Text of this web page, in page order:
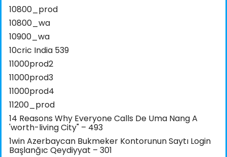
10800_prod
10800_wa
10900_wa
10cric India 539
11000prod2
11000prod3
11000prod4
11200_prod
14 Reasons Why Everyone Calls De Uma Nang A
'worth-living City" – 493
1win Azerbaycan Bukmeker Kontorunun Saytı Login
Başlanğıc Qeydiyyat – 301